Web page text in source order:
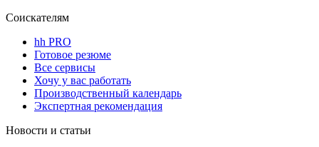
Соискателям
hh PRO
Готовое резюме
Все сервисы
Хочу у вас работать
Производственный календарь
Экспертная рекомендация
Новости и статьи